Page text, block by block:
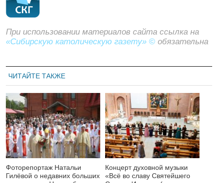
При использовании материалов сайта ссылка на
«Сибирскую католическую газету» © обязательна
ЧИТАЙТЕ ТАКЖЕ
Фоторепортаж Натальи
Гилёвой о недавних больших
Концерт духовной музыки
«Всё во славу Святейшего